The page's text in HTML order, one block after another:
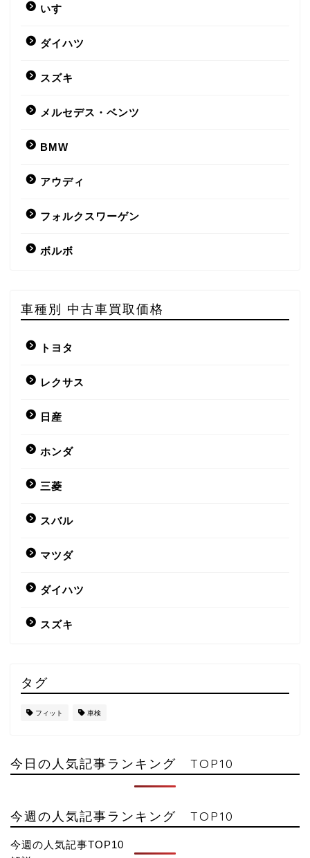
いすゞ
ダイハツ
スズキ
メルセデス・ベンツ
BMW
アウディ
フォルクスワーゲン
ボルボ
車種別 中古車買取価格
トヨタ
レクサス
日産
ホンダ
三菱
スバル
マツダ
ダイハツ
スズキ
タグ
フィット 車検
今日の人気記事ランキング TOP10
今週の人気記事ランキング TOP10
今週の人気記事TOP10